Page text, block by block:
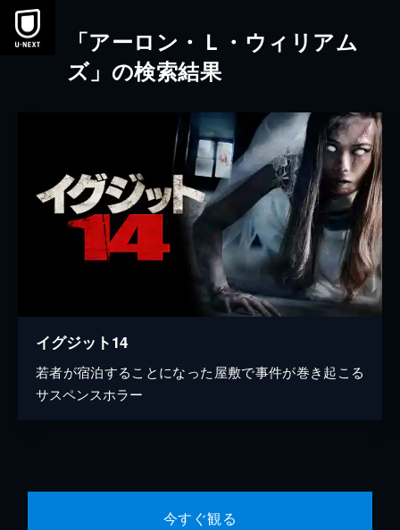
本文へスキップ
「アーロン・Ｌ・ウィリアム
ズ」の検索結果
イグジット14
若者が宿泊することになった屋敷で事件が巻き起こる
サスペンスホラー
今すぐ観る